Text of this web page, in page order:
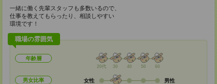
一緒に働く先輩スタッフも多数いるので、
仕事を教えてもらったり、相談しやすい
環境です！
職場の雰囲気
年齢層
20代 30 40 50 60
男女比率 女性 男性